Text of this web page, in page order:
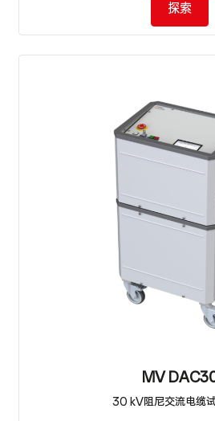
探索
MV
30 kV阻尼交流电缆